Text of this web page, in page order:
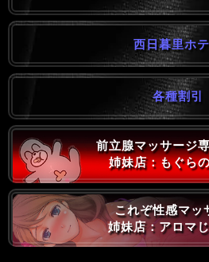
西日暮里ホ
各種割引
前立腺マッサージ
姉妹店：もぐら
これぞ性感マッ
姉妹店：アロマ